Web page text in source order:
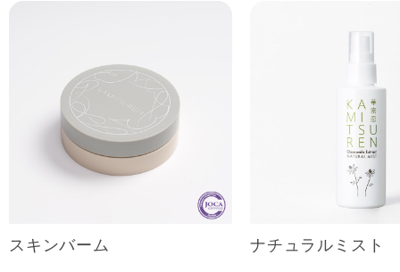
スキンバーム ナチュラルミスト